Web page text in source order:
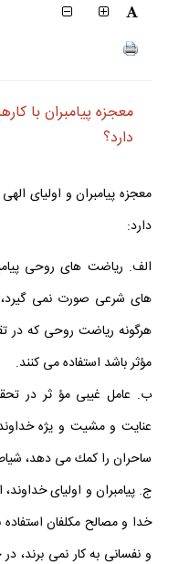
معجزه پيامبران با
دارد؟
معجزه پيامبران و اولياى
دارد:
الف. رياضت هاى روحى
هاى شرعى صورت نمى گيرد،
هرگونه رياضت روحى كه در
مؤثر باشد استفاده مى كنند.
ب. عامل غيبى مؤ ثر در
عنايت و مشيت و يژه
ساحران را كمك مى دهد،
ج. پيامبران و اولياى
خدا و مصالح مكلفان
و نفسانى به كار نمى برند،